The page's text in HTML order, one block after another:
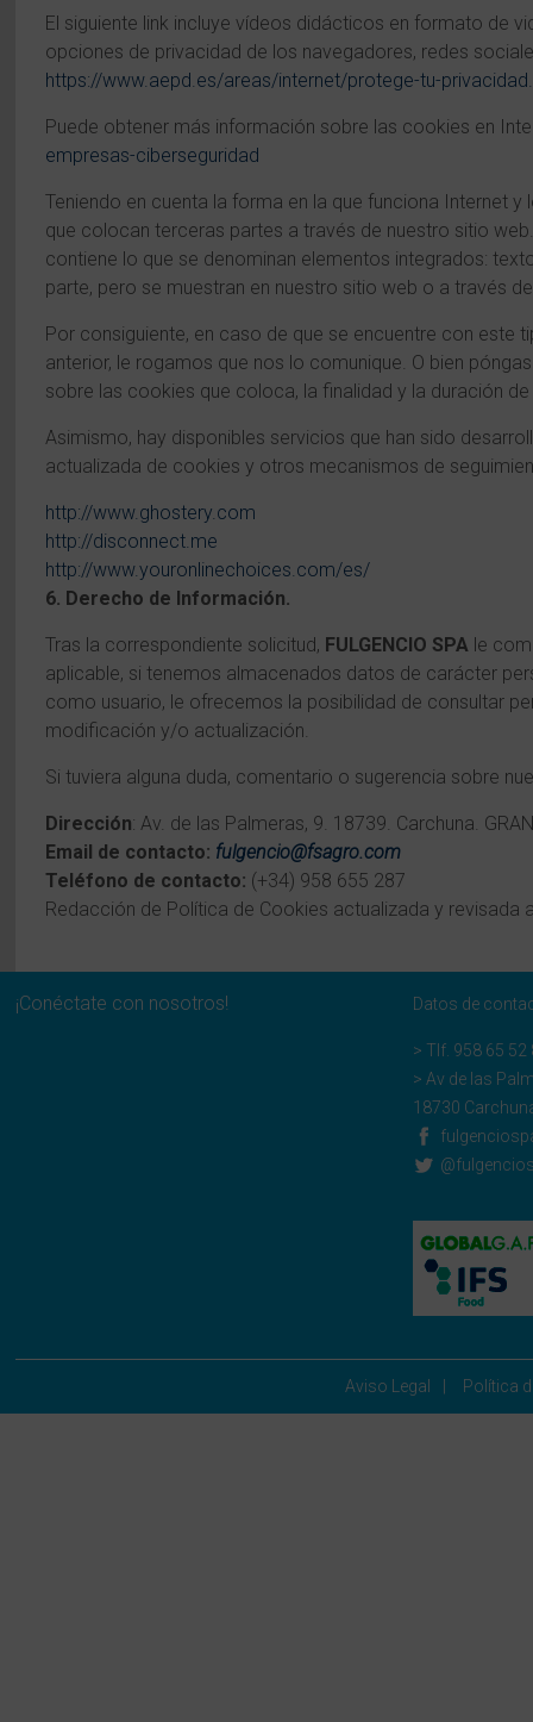
El siguiente link incluye vídeos didácticos en formato de
opciones de privacidad de los navegadores, redes
https://www.aepd.es/areas/internet/protege-tu-
Puede obtener más información sobre las cookies en
empresas-ciberseguridad
Teniendo en cuenta la forma en la que funciona Internet
que colocan terceras partes a través de nuestro sitio
contiene lo que se denominan elementos integrados:
parte, pero se muestran en nuestro sitio web o a través
Por consiguiente, en caso de que se encuentre con este
anterior, le rogamos que nos lo comunique. O bien
sobre las cookies que coloca, la finalidad y la duración
Asimismo, hay disponibles servicios que han sido
actualizada de cookies y otros mecanismos de
http://www.ghostery.com
http://disconnect.me
http://www.youronlinechoices.com/es/
6. Derecho de Información.
Tras la correspondiente solicitud, FULGENCIO SPAle
aplicable, si tenemos almacenados datos de carácter
como usuario, le ofrecemos la posibilidad de consultar
modificación y/o actualización.
Si tuviera alguna duda, comentario o sugerencia sobre
Dirección: Av. de las Palmeras, 9. 18739. Carchuna.
Email de contacto: fulgencio@fsagro.com
Teléfono de contacto: (+34) 958 655 287
Redacción de Política de Cookies actualizada y revisada
¡Conéctate con nosotros! Datos de
> Tlf. 958 65 52
> Av de las
18730
Aviso Legal Política